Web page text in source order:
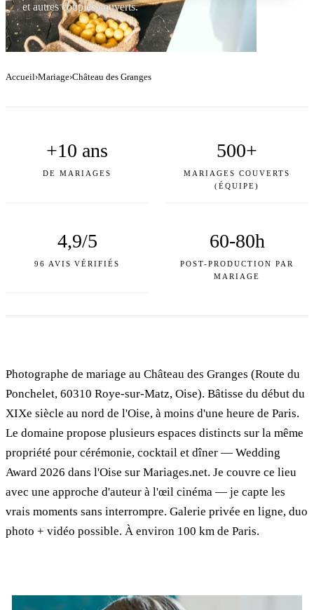
et autres couples couverts.
Accueil›Mariage›Château des Granges
+10 ans
DE MARIAGES
500+
MARIAGES COUVERTS
(ÉQUIPE)
4,9/5
96 AVIS VÉRIFIÉS
60-80h
POST-PRODUCTION PAR
MARIAGE
Photographe de mariage au Château des Granges (Route du
Ponchelet, 60310 Roye-sur-Matz, Oise). Bâtisse du début du
XIXe siècle au nord de l'Oise, à moins d'une heure de Paris.
Le domaine propose plusieurs espaces distincts sur la même
propriété pour cérémonie, cocktail et dîner — Wedding
Award 2026 dans l'Oise sur Mariages.net. Je couvre ce lieu
avec une approche d'auteur à l'œil cinéma — je capte les
vrais moments sans interrompre. Galerie privée en ligne, duo
photo + vidéo possible. À environ 100 km de Paris.